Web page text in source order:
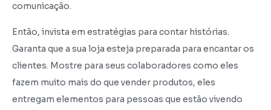
comunicação.
Então, invista em estratégias para contar histórias.
Garanta que a sua loja esteja preparada para encantar os
clientes. Mostre para seus colaboradores como eles
fazem muito mais do que vender produtos, eles
entregam elementos para pessoas que estão vivendo